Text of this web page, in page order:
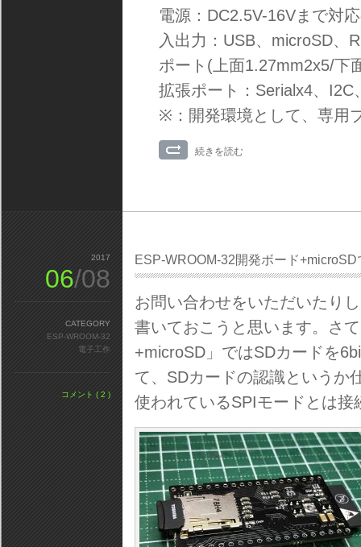
電源：DC2.5V-16Vまで対
入出力：USB、microSD、
ポート(上面1.27mm2x5/下
拡張ポート：Serialx4、
※：開発環境として、専用
続きを読む
ESP-WROOM-32開発ボード
お問い合わせをいただいたり
書いておこうと思います。さ
+microSD」ではSDカードを
て、SDカードの認識というか
使われているSPIモードとは
2017
06/08
CATEGORY
ESP-WROOM-32
電子工作
コメント ( 2 )